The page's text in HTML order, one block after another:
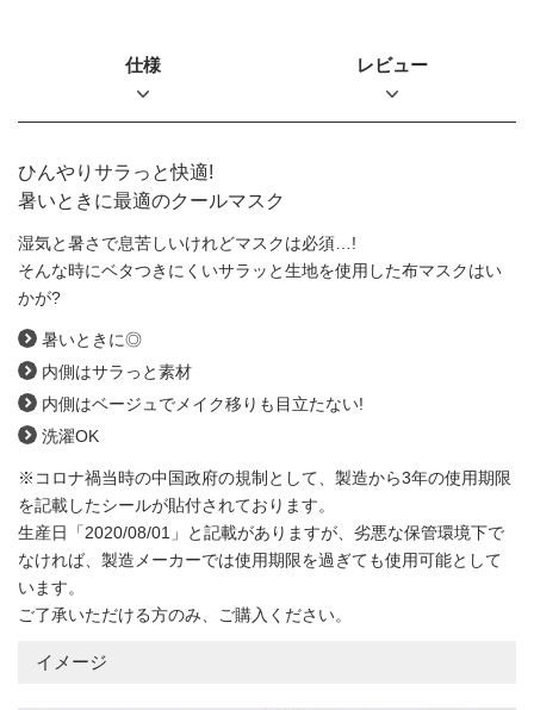
仕様 レビュー
ひんやりサラっと快適!
暑いときに最適のクールマスク
湿気と暑さで息苦しいけれどマスクは必須…!
そんな時にベタつきにくいサラッと生地を使用した布マスクはい
かが?
暑いときに◎
内側はサラっと素材
内側はベージュでメイク移りも目立たない!
洗濯OK
※コロナ禍当時の中国政府の規制として、製造から3年の使用期限
を記載したシールが貼付されております。
生産日「2020/08/01」と記載がありますが、劣悪な保管環境下で
なければ、製造メーカーでは使用期限を過ぎても使用可能として
います。
ご了承いただける方のみ、ご購入ください。
イメージ